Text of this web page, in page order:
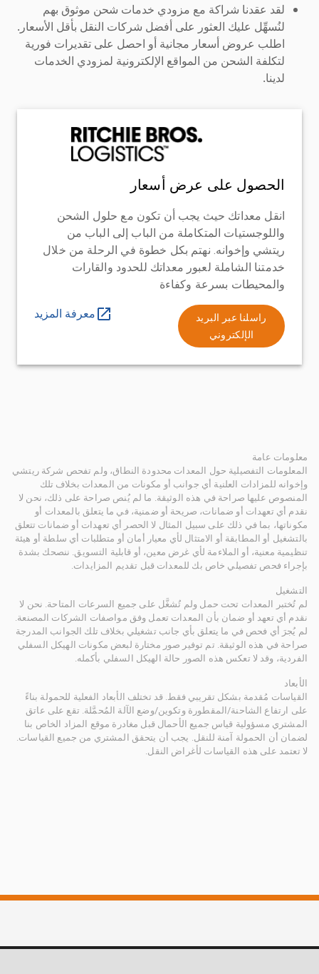
لقد عقدنا شراكة مع مزودي خدمات شحن موثوق بهم
لنُسهِّل عليك العثور على أفضل شركات النقل بأقل الأسعار.
اطلب عروض أسعار مجانية أو احصل على تقديرات فورية
لتكلفة الشحن من المواقع الإلكترونية لمزودي الخدمات
لدينا.
الحصول على عرض أسعار
انقل معداتك حيث يجب أن تكون مع حلول الشحن
واللوجستيات المتكاملة من الباب إلى الباب من
ريتشي وإخوانه. نهتم بكل خطوة في الرحلة من خلال
خدمتنا الشاملة لعبور معداتك للحدود والقارات
والمحيطات بسرعة وكفاءة
راسلنا عبر البريد
الإلكتروني
معرفة المزيد
معلومات عامة
المعلومات التفصيلية حول المعدات محدودة النطاق، ولم تفحص شركة ريتشي
وإخوانه للمزادات العلنية أي جوانب أو مكونات من المعدات بخلاف تلك
المنصوص عليها صراحة في هذه الوثيقة. ما لم يُنص صراحة على ذلك، نحن لا
نقدم أي تعهدات أو ضمانات، صريحة أو ضمنية، في ما يتعلق بالمعدات أو
مكوناتها، بما في ذلك على سبيل المثال لا الحصر أي تعهدات أو ضمانات تتعلق
بالتشغيل أو المطابقة أو الامتثال لأي معيار أمان أو متطلبات أي سلطة أو هيئة
تنظيمية معنية، أو الملاءمة لأي غرض معين، أو قابلية التسويق. ننصحك بشدة
بإجراء فحص تفصيلي خاص بك للمعدات قبل تقديم المزايدات.
التشغيل
لم تُختبر المعدات تحت حمل ولم تُشغَّل على جميع السرعات المتاحة. نحن لا
نقدم أي تعهد أو ضمان بأن المعدات تعمل وفق مواصفات الشركات المصنعة.
لم يُجرَ أي فحص في ما يتعلق بأي جانب تشغيلي بخلاف تلك الجوانب المدرجة
صراحة في هذه الوثيقة. تم توفير صور مختارة لبعض مكونات الهيكل السفلي
الفردية، وقد لا تعكس هذه الصور حالة الهيكل السفلي بأكمله.
الأبعاد
القياسات مُقدمة بشكل تقريبي فقط. قد تختلف الأبعاد الفعلية للحمولة بناءً
على ارتفاع الشاحنة/المقطورة وتكوين/وضع الآلة المُحمَّلة. تقع على عاتق
المشتري مسؤولية قياس جميع الأحمال قبل مغادرة موقع المزاد الخاص بنا
لضمان أن الحمولة آمنة للنقل. يجب أن يتحقق المشتري من جميع القياسات.
لا تعتمد على هذه القياسات لأغراض النقل.